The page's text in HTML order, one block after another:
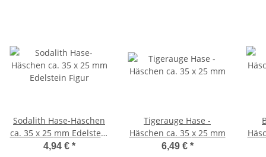
Sodalith Hase-Häschen
ca. 35 x 25 mm Edelstein
Figur
4,94 € *
Tigerauge Hase -
Häschen ca. 35 x 25 mm
6,49 € *